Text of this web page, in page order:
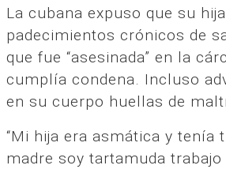
La cubana expuso que su
padecimientos crónicos de
que fue “asesinada” en la
cumplía condena. Incluso
en su cuerpo huellas de
“Mi hija era asmática y tenía
madre soy tartamuda